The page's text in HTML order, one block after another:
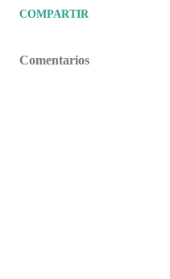
COMPARTIR
Comentarios